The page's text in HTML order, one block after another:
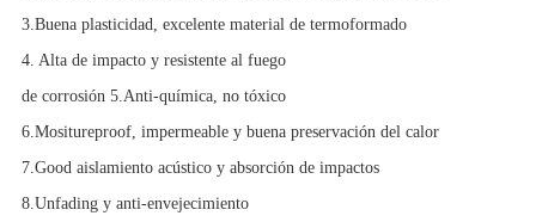
3.Buena plasticidad, excelente material de termoformado
4. Alta de impacto y resistente al fuego
de corrosión 5.Anti-química, no tóxico
6.Mositureproof, impermeable y buena preservación del calor
7.Good aislamiento acústico y absorción de impactos
8.Unfading y anti-envejecimiento